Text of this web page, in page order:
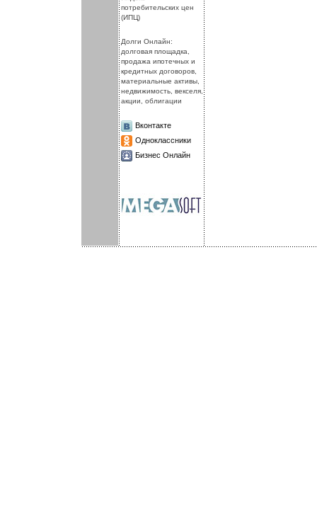
потребительских цен
(ИПЦ)
Долги Онлайн:
долговая площадка,
продажа ипотечных и
кредитных договоров,
материальные активы,
недвижимость, векселя,
акции, облигации
Вконтакте
Одноклассники
Бизнес Онлайн